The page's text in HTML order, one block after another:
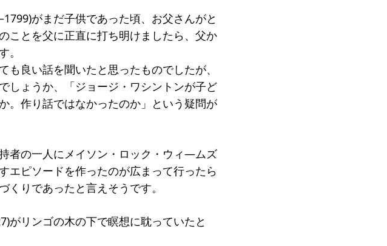
がまだ子供であった頃、お父さんがと
ことを父に正直に打ち明けましたら、父か
。
良い話を聞いたと思ったものでしたが、
しょうか、「ジョージ・ワシントンが子ど
。作り話ではなかったのか」という疑問が
者の一人にメイソン・ロック・ウィ―ムズ
エピソードを作ったのが広まって行ったら
りであったと言えそうです。
がリンゴの木の下で瞑想に耽っていたと